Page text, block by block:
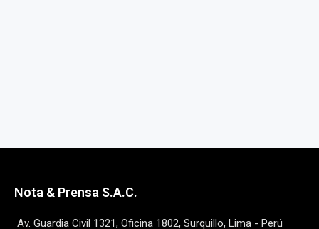
Nota & Prensa S.A.C.
Av. Guardia Civil 1321, Oficina 1802, Surquillo, Lima - Perú